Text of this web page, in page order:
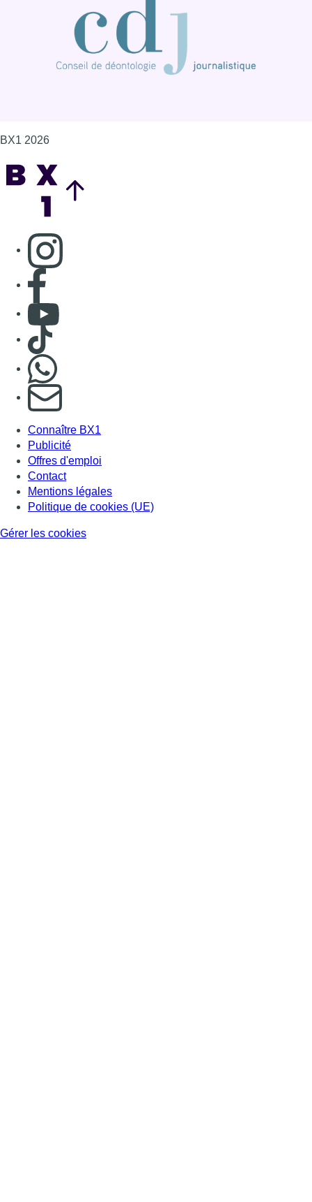
BX1 2026
Consulter page Instagram
Consulter page Facebook
Consulter Youtube
Consulter TikTok
S'abonner à notre newsletter
Connaître BX1
Publicité
Offres d'emploi
Contact
Mentions légales
Politique de cookies (UE)
Gérer les cookies